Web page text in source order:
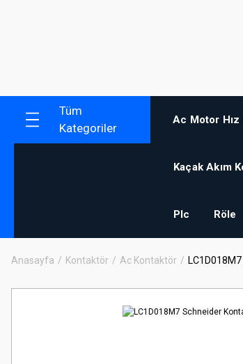
Tüm
Kategoriler
Ac Motor Hız
Kaçak Akım
Plc Röle
Anasayfa Kontaktör Ac Kontaktör